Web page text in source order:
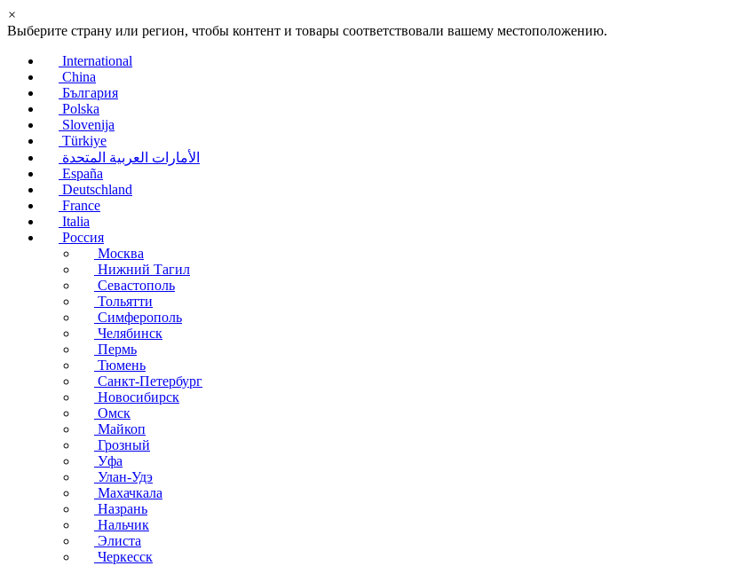
×
Выберите страну или регион, чтобы контент и товары соответствовали вашему местоположению.
International
China
България
Polska
Slovenija
Türkiye
الأمارات العربية المتحدة
España
Deutschland
France
Italia
Россия
Москва
Нижний Тагил
Севастополь
Тольятти
Симферополь
Челябинск
Пермь
Тюмень
Санкт-Петербург
Новосибирск
Омск
Майкоп
Грозный
Уфа
Улан-Удэ
Махачкала
Назрань
Нальчик
Элиста
Черкесск